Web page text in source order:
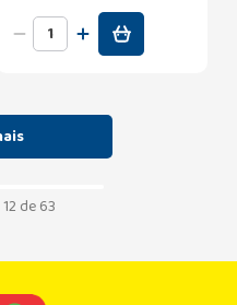
12 de 63